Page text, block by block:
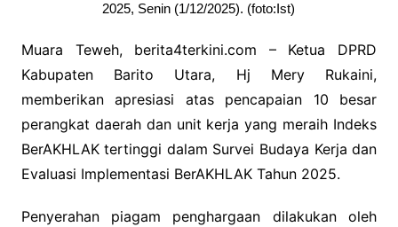
2025, Senin (1/12/2025). (foto:Ist)
Muara Teweh, berita4terkini.com – Ketua DPRD
Kabupaten Barito Utara, Hj Mery Rukaini,
memberikan apresiasi atas pencapaian 10 besar
perangkat daerah dan unit kerja yang meraih Indeks
BerAKHLAK tertinggi dalam Survei Budaya Kerja dan
Evaluasi Implementasi BerAKHLAK Tahun 2025.
Penyerahan piagam penghargaan dilakukan oleh